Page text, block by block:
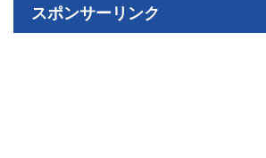
スポンサーリンク